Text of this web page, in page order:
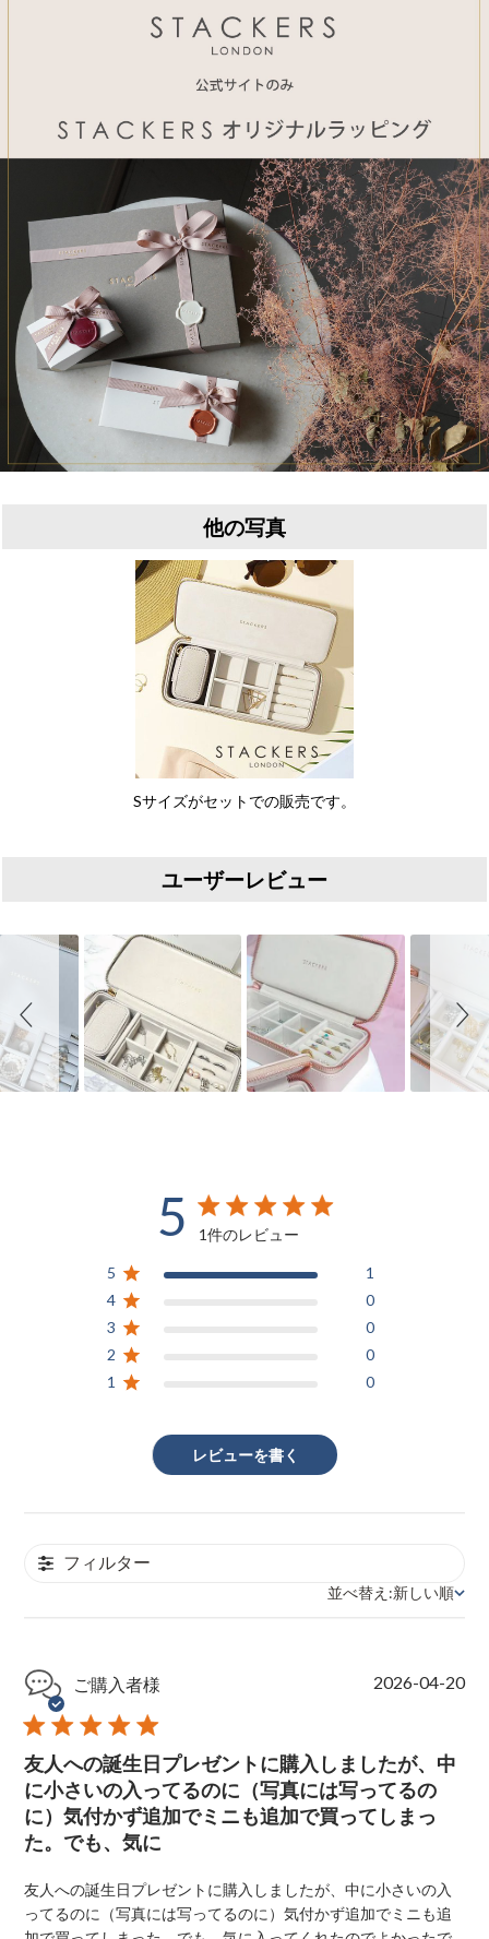
他の写真
Sサイズがセットでの販売です。
ユーザーレビュー
Slideshow
Slide controls
5 5 out of 5 stars 1 total reviews
1件のレビュー
5
1
4
0
3
0
2
0
1
0
レビューを書く
フィルター
並べ替え
並べ替え:新しい順
ご購入者様
友人への誕生日プレゼントに購入しましたが、中
に小さいの入ってるのに（写真には写ってるの
に）気付かず追加でミニも追加で買ってしまっ
た。でも、気に
友人への誕生日プレゼントに購入しましたが、中に小さいの入
ってるのに（写真には写ってるのに）気付かず追加でミニも追
P
2026-04-20